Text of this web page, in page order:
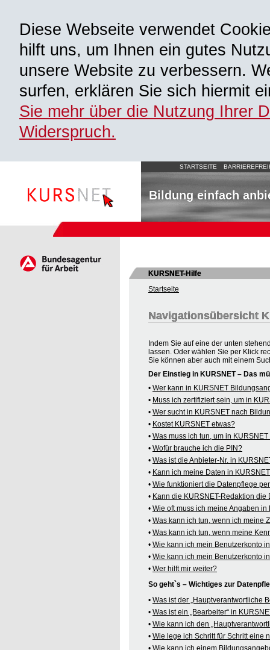
Diese Webseite verwendet
hilft uns, um Ihnen ein gutes
unsere Website zu verbessern.
surfen, erklären Sie sich hiermit
Sie mehr über die Nutzung Ihrer
Widerspruch.
STARTSEITE
Bildung einfach
KURSNET-Hilfe
Startseite
Navigationsübersicht
Indem Sie auf eine der unten
lassen. Oder wählen Sie per Klick
Sie können aber auch mit einem
Der Einstieg in KURSNET – Das
• Wer kann in KURSNET
• Muss ich zertifiziert sein, um in
• Wer sucht in KURSNET nach
• Kostet KURSNET etwas?
• Was muss ich tun, um in
• Wofür brauche ich die PIN?
• Was ist die Anbieter-Nr. in
• Kann ich meine Daten in
• Wie funktioniert die Datenpflege
• Kann die KURSNET-Redaktion
• Wie oft muss ich meine Angaben
• Was kann ich tun, wenn ich meine
• Was kann ich tun, wenn meine
• Wie kann ich mein Benutzerkonto
• Wie kann ich mein Benutzerkonto
• Wer hilft mir weiter?
So geht`s – Wichtiges zur
• Was ist der „Hauptverantwortliche
• Was ist ein „Bearbeiter“ in
• Wie kann ich den
• Wie lege ich Schritt für Schritt eine
• Wie kann ich einem